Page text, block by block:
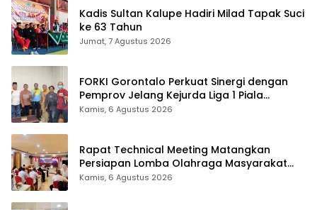
Kadis Sultan Kalupe Hadiri Milad Tapak Suci
ke 63 Tahun
Jumat, 7 Agustus 2026
FORKI Gorontalo Perkuat Sinergi dengan
Pemprov Jelang Kejurda Liga 1 Piala
Gubernur 2026
Kamis, 6 Agustus 2026
Rapat Technical Meeting Matangkan
Persiapan Lomba Olahraga Masyarakat
Tingkat Provinsi Gorontalo
Kamis, 6 Agustus 2026